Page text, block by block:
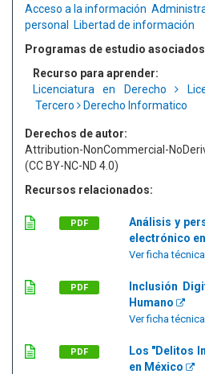
Acceso a la información
personal
Libertad de información
Programas de estudio asociados
Recurso para aprender:
Licenciatura en Derecho
Tercero
Derecho Informatico
Derechos de autor:
Attribution-NonCommercial-
(CC BY-NC-ND 4.0)
Recursos relacionados:
PDF
Análisis y
electrónico
Ver ficha técnica
PDF
Inclusión
Humano
Ver ficha técnica
PDF
Los "Delitos
en México